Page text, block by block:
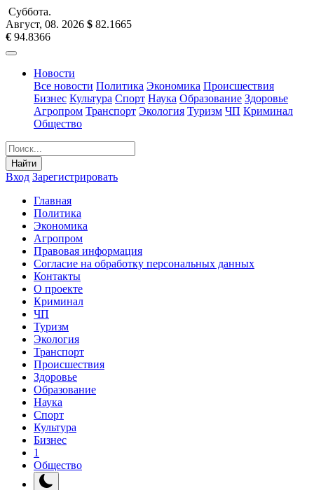
Суббота.
Август, 08. 2026 $ 82.1665
€ 94.8366
Новости
Все новости Политика Экономика Происшествия
Бизнес Культура Спорт Наука Образование Здоровье
Агропром Транспорт Экология Туризм ЧП Криминал
Общество
Найти
Вход Зарегистрировать
Главная
Политика
Экономика
Агропром
Правовая информация
Согласие на обработку персональных данных
Контакты
О проекте
Криминал
ЧП
Туризм
Экология
Транспорт
Происшествия
Здоровье
Образование
Наука
Спорт
Культура
Бизнес
1
Общество